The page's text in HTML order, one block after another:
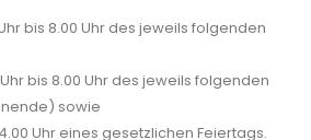
bis 8.00 Uhr des jeweils folgenden
bis 8.00 Uhr des jeweils folgenden
sowie
Uhr eines gesetzlichen Feiertags.